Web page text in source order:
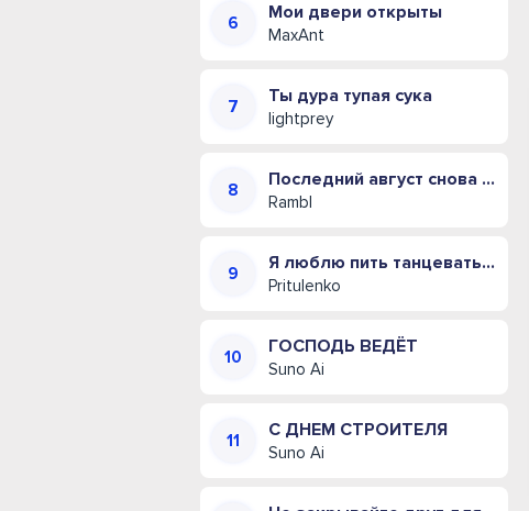
Мои двери открыты
MaxAnt
Ты дура тупая сука
lightprey
Последний август снова пахнет морем
Rambl
Я люблю пить танцевать и драться
Pritulenko
ГОСПОДЬ ВЕДЁТ
Suno Ai
С ДНЕМ СТРОИТЕЛЯ
Suno Ai